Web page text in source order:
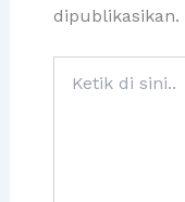
dipublikasikan.